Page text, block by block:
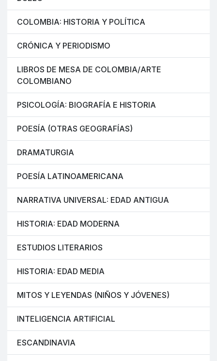
COLOMBIA: HISTORIA Y POLÍTICA
CRÓNICA Y PERIODISMO
LIBROS DE MESA DE COLOMBIA/ARTE
COLOMBIANO
PSICOLOGÍA: BIOGRAFÍA E HISTORIA
POESÍA (OTRAS GEOGRAFÍAS)
DRAMATURGIA
POESÍA LATINOAMERICANA
NARRATIVA UNIVERSAL: EDAD ANTIGUA
HISTORIA: EDAD MODERNA
ESTUDIOS LITERARIOS
HISTORIA: EDAD MEDIA
MITOS Y LEYENDAS (NIÑOS Y JÓVENES)
INTELIGENCIA ARTIFICIAL
ESCANDINAVIA